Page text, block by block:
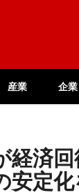
産業 企業
経済回
安定